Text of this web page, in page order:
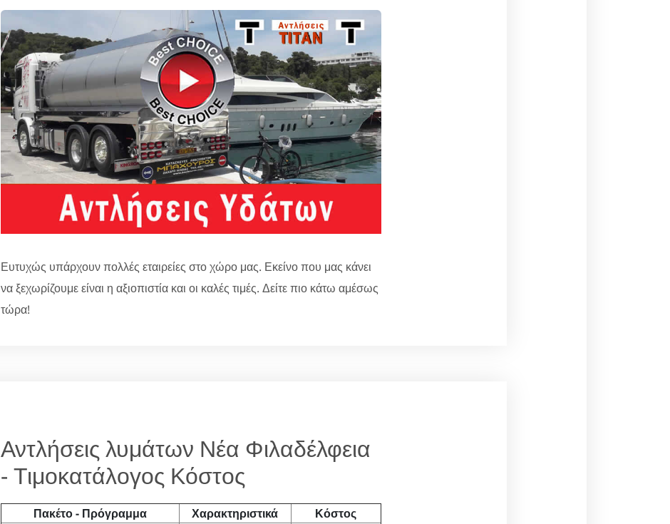
Ευτυχώς υπάρχουν πολλές εταιρείες στο χώρο μας. Εκείνο που μας κάνει
να ξεχωρίζουμε είναι η αξιοπιστία και οι καλές τιμές. Δείτε πιο κάτω αμέσως
τώρα!
Αντλήσεις λυμάτων Νέα Φιλαδέλφεια
- Τιμοκατάλογος Κόστος
Πακέτο - Πρόγραμμα Χαρακτηριστικά
Κόστος